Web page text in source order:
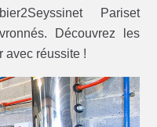
Pariset
Découvrez les
avec réussite !